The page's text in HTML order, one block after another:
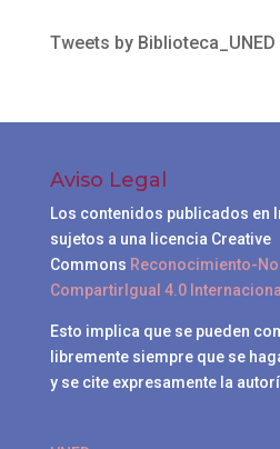
Tweets by Biblioteca_UNED
Aviso Legal
Los contenidos publicados en
sujetos a una licencia Creative
Commons Reconocimiento-
CompartirIgual 4.0 Internacional
Esto implica que se pueden
libremente siempre que se
y se cite expresamente la